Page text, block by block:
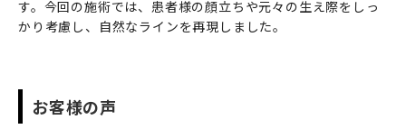
す。今回の施術では、患者様の顔立ちや元々の生え際をしっ
かり考慮し、自然なラインを再現しました。
お客様の声